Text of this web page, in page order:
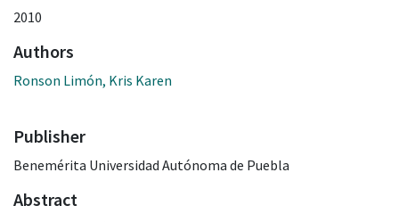
2010
Authors
Ronson Limón, Kris Karen
Publisher
Benemérita Universidad Autónoma de Puebla
Abstract